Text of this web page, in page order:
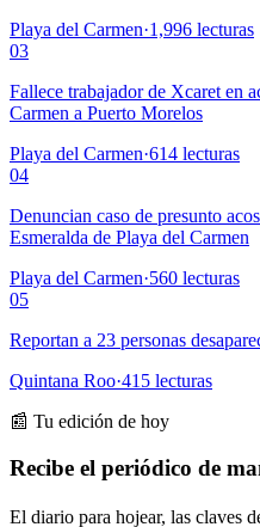
Playa del Carmen·1,996 lecturas
03
Fallece trabajador de Xcaret en
Carmen a Puerto Morelos
Playa del Carmen·614 lecturas
04
Denuncian caso de presunto
Esmeralda de Playa del Carmen
Playa del Carmen·560 lecturas
05
Reportan a 23 personas
Quintana Roo·415 lecturas
📰 Tu edición de hoy
Recibe el periódico de
El diario para hojear, las claves